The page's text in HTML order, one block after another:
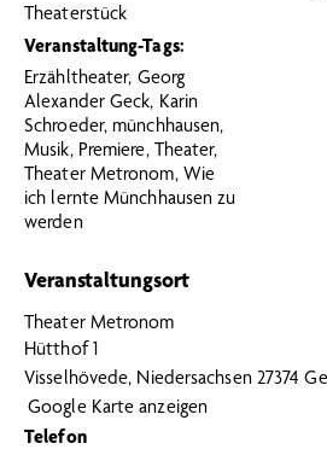
Theaterstück
Veranstaltung-Tags:
Erzähltheater, Georg
Alexander Geck, Karin
Schroeder, münchhausen,
Musik, Premiere, Theater,
Theater Metronom, Wie
ich lernte Münchhausen zu
werden
Veranstaltungsort
Theater Metronom
Hütthof 1
Visselhövede, Niedersachsen 27374
Google Karte anzeigen
Telefon